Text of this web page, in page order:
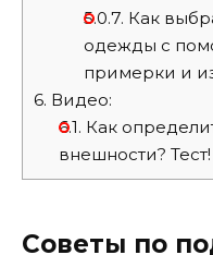
5.0.7. Как
одежды с
примерки и
6. Видео:
6.1. Как
внешности? Тест!
Советы по